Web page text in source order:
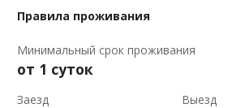
Правила проживания
Минимальный срок проживания
от 1 суток
Заезд Выезд